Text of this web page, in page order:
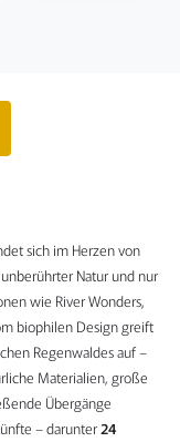
sich im Herzen von
Natur und nur
wie River Wonders,
biophilen Design greift
Regenwaldes auf –
Materialien, große
Übergänge
– darunter24